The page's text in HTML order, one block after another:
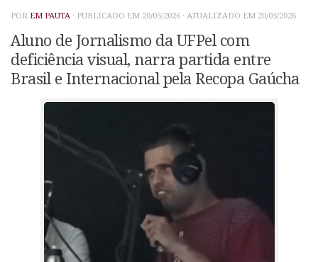
POR EM PAUTA · PUBLICADO EM 20/05/2026 · ATUALIZADO EM 20/05/2026
Aluno de Jornalismo da UFPel com
deficiência visual, narra partida entre
Brasil e Internacional pela Recopa Gaúcha